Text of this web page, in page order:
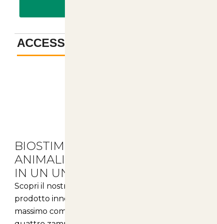
ACCESSORI
BIOSTIMOLANTE ALGALE PER
ANIMALI: COMFORT E SALUTE
IN UN UNICO PRODOTTO
Scopri il nostro
prodotto innovativo pensato per garantire il
massimo comfort e la salute dei tuoi amici a